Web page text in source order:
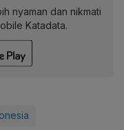
nyaman dan nikmati
Katadata.